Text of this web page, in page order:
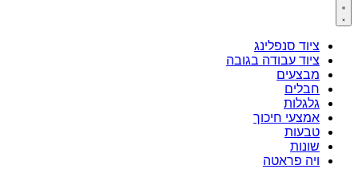
ציוד סנפלינג
ציוד עבודה בגובה
מבצעים
חבלים
גלגלות
אמצעי חיכוך
טבעות
שונות
ויה פראטה